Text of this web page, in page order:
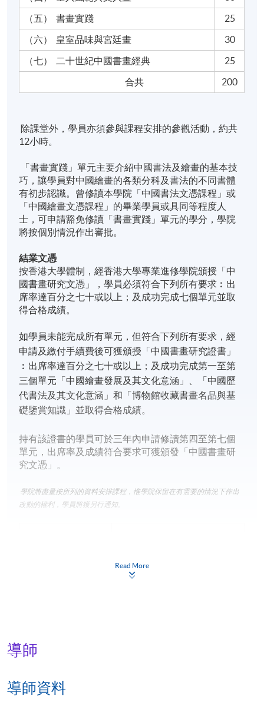
（五）書畫實踐
25
（六） 皇室品味與宮廷畫
30
（七）
二十世紀中國書畫經典
25
合共
200
除課堂外，學員亦須參與課程安排的參觀活動，約共
12小時。
「書畫實踐」單元主要介紹中國書法及繪畫的基本技
巧，讓學員對中國繪畫的各類分科及書法的不同書體
有初步認識。曾修讀本學院「中國書法文憑課程」或
「中國繪畫文憑課程」的畢業學員或具同等程度人
士，可申請豁免修讀「書畫實踐」單元的學分，學院
將按個別情況作出審批。
結業文憑
按香港大學體制，經香港大學專業進修學院頒授「中
國書畫研究文憑」，學員必須符合下列所有要求︰出
席率達百分之七十或以上；及成功完成七個單元並取
得合格成績。
如學員未能完成所有單元，但符合下列所有要求，經
申請及繳付手續費後可獲頒授「中國書畫研究證書」
︰出席率達百分之七十或以上；及成功完成第一至第
三個單元「中國繪畫發展及其文化意涵」、「中國歷
代書法及其文化意涵」和「博物館收藏書畫名品與基
礎鑒賞知識」並取得合格成績。
持有該證書的學員可於三年內申請修讀第四至第七個
單元，出席率及成績符合要求可獲頒發「中國書畫研
究文憑」。
學院將盡量按所列的資料安排課程，惟學院保留在有需要的情況下作出
改動的權利，學員將獲另行通知。
約2年，約212小時
Read More
導師
導師資料